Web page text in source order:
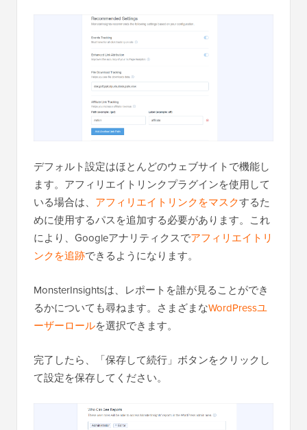
デフォルト設定はほとんどのウェブサイトで機能し
ます。アフィリエイトリンクプラグインを使用して
いる場合は、 アフィリエイトリンクをマスクするた
めに使用するパスを追加する必要があります。これ
により、Googleアナリティクスでアフィリエイトリ
ンクを追跡できるようになります。
MonsterInsightsは、レポートを誰が見ることができ
るかについても尋ねます。さまざまなWordPressユ
ーザーロールを選択できます。
完了したら、「保存して続行」ボタンをクリックし
て設定を保存してください。